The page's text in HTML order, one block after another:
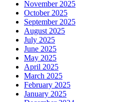
November 2025
October 2025
September 2025
August 2025
July 2025
June 2025
May 2025
April 2025
March 2025
February 2025
January 2025